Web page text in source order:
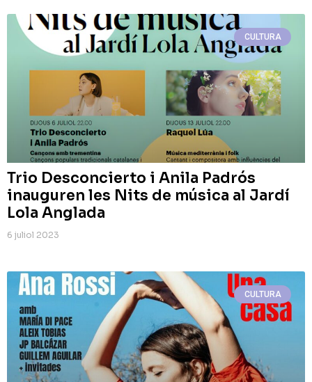
CULTURA
Trio Desconcierto i Anila Padrós
inauguren les Nits de música al Jardí
Lola Anglada
6 juliol 2023
CULTURA